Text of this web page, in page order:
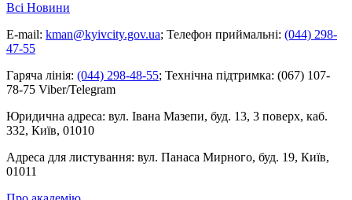
Всі Новини
E-mail: kman@kyivcity.gov.ua; Телефон приймальні: (044) 298-
47-55
Гаряча лінія: (044) 298-48-55; Технічна підтримка: (067) 107-
78-75 Viber/Telegram
Юридична адреса: вул. Івана Мазепи, буд. 13, 3 поверх, каб.
332, Київ, 01010
Адреса для листування: вул. Панаса Мирного, буд. 19, Київ,
01011